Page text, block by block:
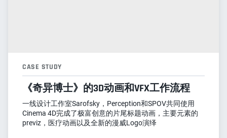
CASE STUDY
《奇异博士》的3D动画和VFX工作流程
一线设计工作室Sarofsky，Perception和SPOV共同使用
Cinema 4D完成了极富创意的片尾标题动画，主要元素的
previz，医疗动画以及全新的漫威Logo演绎